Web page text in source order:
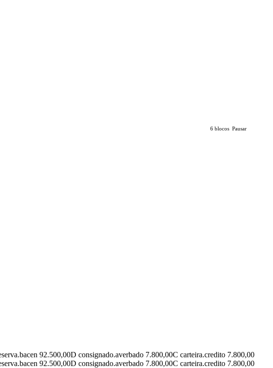
6 blocos Pausar
92.500,00D consignado.averbado 7.800,00C carteira.credito 7.800,00
92.500,00D consignado.averbado 7.800,00C carteira.credito 7.800,00